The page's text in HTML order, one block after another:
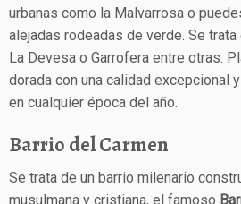
urbanas como la Malvarrosa o
alejadas rodeadas de verde. Se trata
La Devesa o Garrofera entre otras.
dorada con una calidad excepcional
en cualquier época del año.
Barrio del Carmen
Se trata de un barrio milenario
musulmana y cristiana, el famoso